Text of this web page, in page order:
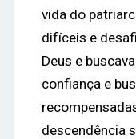
vida do
difíceis e
Deus e
confiança e
descendência